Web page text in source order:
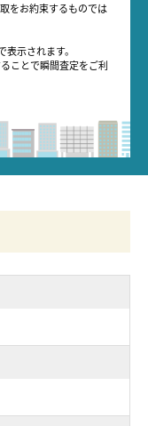
をお約束するものでは
示されます。
ことで瞬間査定をご利